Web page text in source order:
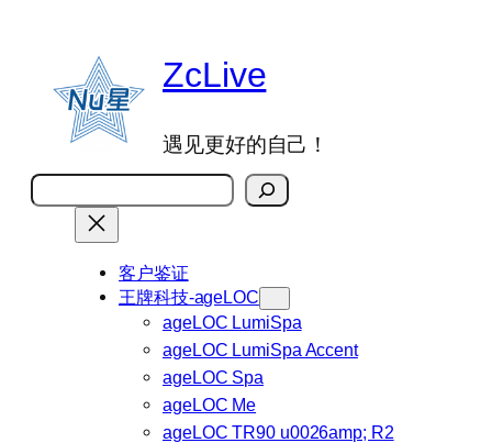
ZcLive
遇见更好的自己！
搜
索
客户鉴证
王牌科技-ageLOC
ageLOC LumiSpa
ageLOC LumiSpa Accent
ageLOC Spa
ageLOC Me
ageLOC TR90 u0026amp; R2